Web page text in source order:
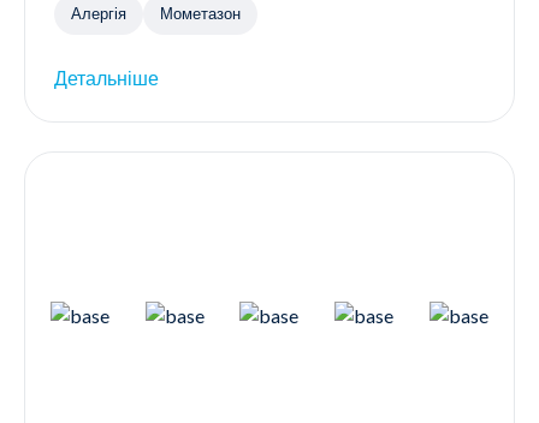
Алергія Мометазон
Детальніше